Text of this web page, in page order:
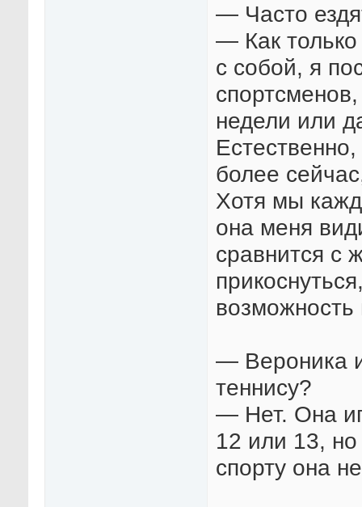
— Часто
— Как только
с собой, я
недели или
более
Хотя мы
она меня
сравнится с
возможность
— Вероника
теннису?
— Нет. Она
12 или 13,
спорту она